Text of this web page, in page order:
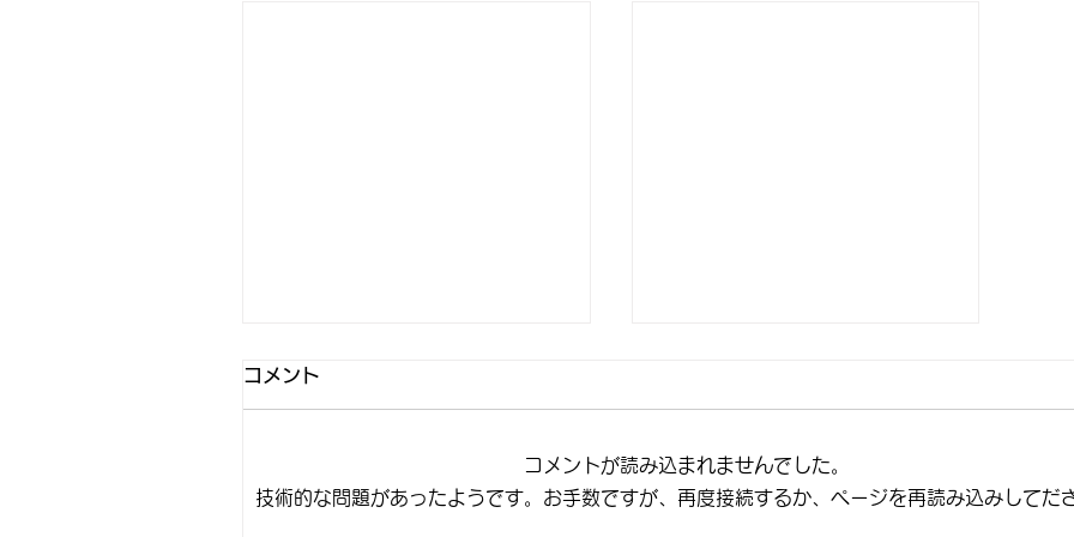
コメント
コメントが読み込まれませんでした。
技術的な問題があったようです。お手数ですが、再度接続するか、ページを再読み込みしてだ